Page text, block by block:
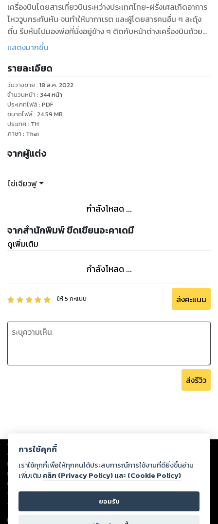
เครื่องบินโดยสารเที่ยวบินระหว่างประเทศไทย-ฝรั่งเศลเกิดอาการ
ไหววูบกระทันหัน จนทำให้มากาเรต และผู้โดยสารคนอื่น ๆ สะดุ้ง
ตื่น รีบหันไปมองพ่อที่นั่งอยู่ข้าง ๆ ติดกับหน้าต่างเครื่องบินด้วย
ความเป็นห่วง “น่าจะตกหลุมอากาศ” ดร.กิจจาพึมพำบอกลูกสาว
เครื่องบินยังคงสั่นไหวแต่ไม่รุนแรงมากนัก ดร.กิจจาจึงตะแคงตัว
เพื่อนอนหลับต่อเช่นเดียวกับผู้โดยสารคนอื่น ๆ เป็นธรรมดาที่
เครื่องบินจะตกหลุมอากาศหรือชนกับก้อนเมมได้ทุกเมื่อในระดับ
เพดานบินความสูงสากล 35,000 ฟุต นาฬิกาข้อมือบอกเวลาตี
สาม อีกไม่เกิน 5 ชั่วโมงก็จะถึงอัมสเตอร์ดัม และจะแวะพักเครื่องที่
นั่นประมาณสองชั่วโมงก่อนจะบินต่อไปปารีส ภายในห้องโดยสาร
คลื่นเมฆบนท้องฟ้า
เตือนข้อความเข้าจากโทรศัพท์ดังขึ้น เมื่อเปิดข้อความดู ก็พบว่า
คิดถึงลูกสาวขึ้นมาจับใจ และยิ่งยิ้มกว้างมากขึ้นเมื่ออ่านข้อความ
ยาวเหยียดนั้น
“หนูฝันร้ายค่ะ ฝันว่าลอร์ดวันเดอมอร์ กำลังจะร่ายคาถาพิฆาต ฆ่า
แม่กับคุณตา หนูตื่นมาร้องไห้ใหญ่เลยค่ะ แม่ขาคาถาที่ ลิลี่แม่ของ
แฮรี่ร่ายเป็นเกราะทำให้แฮรี่ไม่ตายคือคาถาอะไรค่ะ หนูจะร่ายคาถา
นั้นบ้าง.. ฮือฮือ”
มากาเร็ตส่ายหน้าขำ กับความคลั่งเรื่องแฮรี่พ็อตเตอร์ของลูกสาว
จนกระทั่งเก็บเอามาฝันเป็นตุเป็นตะ
นั้นมีอยู่ในตัวหนูกับแม่ตลอดเวลาและตลอดไปจ้ะ.. ลูกรัก”
รัดเข็มขัด เนื่องจากกำลังเจอพายุจนทำให้เครื่องบินตกหลุม
อากาศ
มากาเร็ตรัดเข็มขัดให้ตัวเองก่อนจะดูความเรียบร้อยให้พ่อ ไม่
เป็นไรลูก พ่อพึมพำเบาๆ ยิ้มปลอบใจเหมือนกับเธอยังเป็นเด็ก
น้อยคนเดิมทั้งที่ตอนนี้เธออายุ 37 ปีมีครอบครัวมีลูกแล้ว
แสดงมากขึ้น
รายละเอียด
วันวางขาย : 18 ส.ค. 2022
จำนวนหน้า : 344หน้า
ประเภทไฟล์: PDF
ขนาดไฟล์: 24.59 MB
ประเทศ: TH
ภาษา : Thai
จากผู้แต่ง
ไข่เจียวฟู
กำลังโหลด ...
จากสำนักพิมพ์ ขีดเขียนอะคาเดมี
ดูเพิ่มเติม
กำลังโหลด ...
ให้5 คะแนน ส่งคะแนน
ส่งรีวิว
Copyright © 2026
ต่อผลงานหรือเนื้อหาใดที่อัปโหลดผ่านเว็บไซต์และปรากฏว่าละเมิดสิทธิใน
ทรัพย์สินทางปัญญาของบุคคลอื่นหรือขัดต่อกฎหมายและศีลธรรม ดังนั้น ผู้อ่าน
ทุกท่านโปรดใช้วิจารณญาณในการกลั่นกรองด้วยตนเอง และหากท่านพบว่าส่วน
หนึ่งส่วนใดขัดต่อกฎหมายและศีลธรรม กรุณาแจ้งมายังบริษัท เพื่อทีมงานจะได้
ดำเนินการในทันที ทั้งนี้ ทางสตอรี่ล็อกขอสงวนลิขสิทธิ์ตามพระราชบัญญัติ
ลิขสิทธิ์ พ.ศ. 2537 (ฉบับล่าสุด)
For support: member@ookbee.com
การใช้คุกกี้
เราใช้คุกกี้เพื่อให้ทุกคนได้ประสบการณ์การใช้งานที่ดียิ่งขึ้นอ่าน
เพิ่มเติม คลิก (Privacy Policy) และ (Cookie Policy)
ยอมรับ